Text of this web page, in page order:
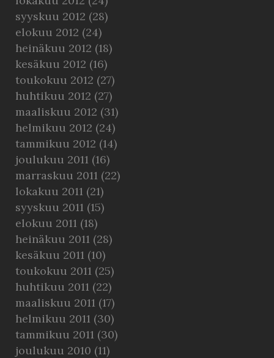
syyskuu 2012 (28)
elokuu 2012 (24)
heinäkuu 2012 (18)
kesäkuu 2012 (16)
toukokuu 2012 (27)
huhtikuu 2012 (27)
maaliskuu 2012 (31)
helmikuu 2012 (24)
tammikuu 2012 (14)
joulukuu 2011 (16)
marraskuu 2011 (22)
lokakuu 2011 (21)
syyskuu 2011 (15)
elokuu 2011 (18)
heinäkuu 2011 (28)
kesäkuu 2011 (10)
toukokuu 2011 (25)
huhtikuu 2011 (22)
maaliskuu 2011 (17)
helmikuu 2011 (30)
tammikuu 2011 (30)
joulukuu 2010 (11)